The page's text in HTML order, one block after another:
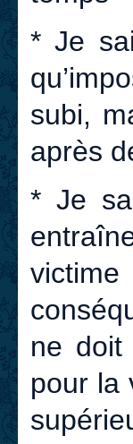
* Je
subi,
après
* Je
ne doit
pour la